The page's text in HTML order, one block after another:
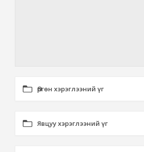
Өргөн хэрэглээний үг
Явцуу хэрэглээний үг